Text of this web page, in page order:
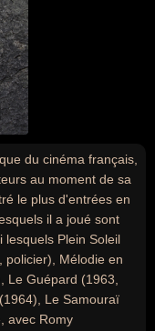
du cinéma français,
au moment de sa
le plus d'entrées en
il a joué sont
lesquels Plein Soleil
policier), Mélodie en
Le Guépard (1963,
Le Samouraï
avec Romy